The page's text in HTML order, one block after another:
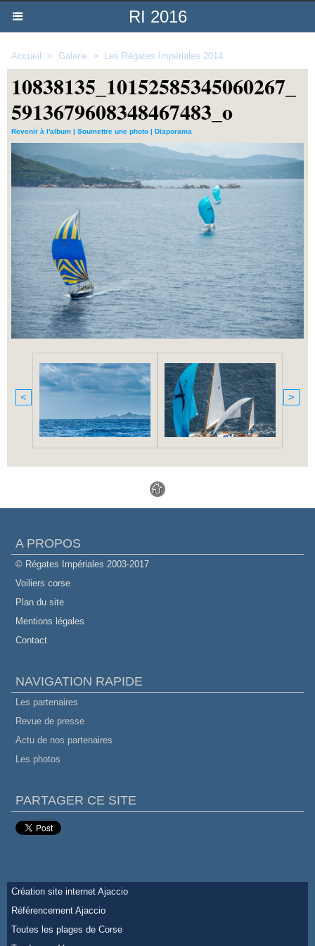
RI 2016
Accueil > Galerie > Les Régates Impériales 2014
10838135_10152585345060267_
5913679608348467483_o
Revenir à l'album | Soumettre une photo | Diaporama
< >
A PROPOS
© Régates Impériales 2003-2017
Voiliers corse
Plan du site
Mentions légales
Contact
NAVIGATION RAPIDE
Les partenaires
Revue de presse
Actu de nos partenaires
Les photos
PARTAGER CE SITE
Création site internet Ajaccio
Référencement Ajaccio
Toutes les plages de Corse